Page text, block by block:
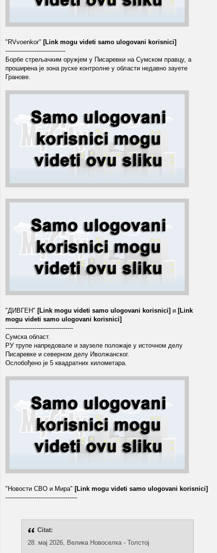
"RVvoenkor" [Link mogu videti samo ulogovani korisnici]
-------------------------------
Борбе стрељачким оружјем у Писаревки на Сумском правцу, а
проширена је зона руске контролне у области недавно зауете
Гранове.
"ДИВГЕН" [Link mogu videti samo ulogovani korisnici] и [Link
mogu videti samo ulogovani korisnici]
-----------------------------------
Сумска област.
РУ трупе напредовале и заузеле положаје у источном делу
Писаревке и северном делу Иволжанског.
Ослобођено је 5 квадратних километара.
"Новости СВО и Мира" [Link mogu videti samo ulogovani korisnici]
-------------------------------------
Citat:
28. мај 2026, Велика Новоселка - Толстој